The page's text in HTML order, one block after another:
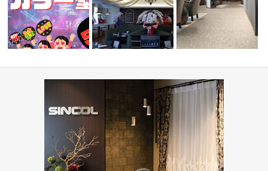
PIZZA HOUSE新本店
病院・医療施設(コーディ